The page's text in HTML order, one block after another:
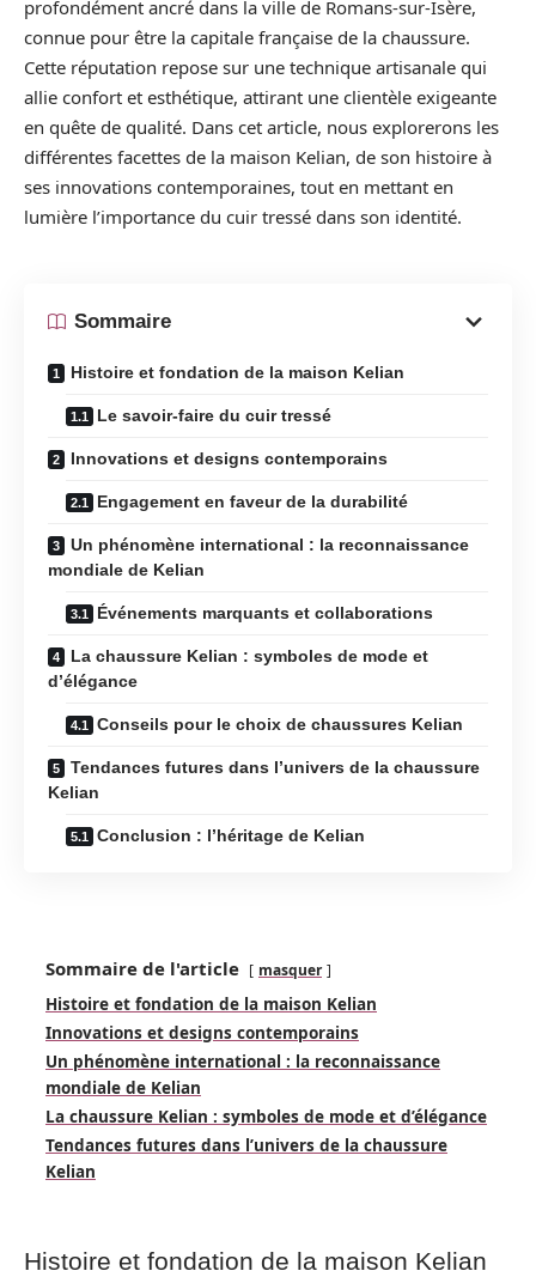
profondément ancré dans la ville de Romans-sur-Isère,
connue pour être la capitale française de la chaussure.
Cette réputation repose sur une technique artisanale qui
allie confort et esthétique, attirant une clientèle exigeante
en quête de qualité. Dans cet article, nous explorerons les
différentes facettes de la maison Kelian, de son histoire à
ses innovations contemporaines, tout en mettant en
lumière l’importance du cuir tressé dans son identité.
Sommaire
Histoire et fondation de la maison Kelian
Le savoir-faire du cuir tressé
Innovations et designs contemporains
Engagement en faveur de la durabilité
Un phénomène international : la reconnaissance
mondiale de Kelian
Événements marquants et collaborations
La chaussure Kelian : symboles de mode et
d’élégance
Conseils pour le choix de chaussures Kelian
Tendances futures dans l’univers de la chaussure
Kelian
Conclusion : l’héritage de Kelian
Sommaire de l'article masquer
Histoire et fondation de la maison Kelian
Innovations et designs contemporains
Un phénomène international : la reconnaissance
mondiale de Kelian
La chaussure Kelian : symboles de mode et d’élégance
Tendances futures dans l’univers de la chaussure
Kelian
Histoire et fondation de la maison Kelian